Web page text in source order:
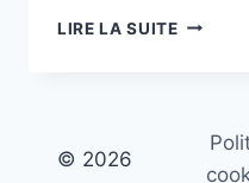
LIRE LA SUITEINTÉRÊT
BARRE
© 2026